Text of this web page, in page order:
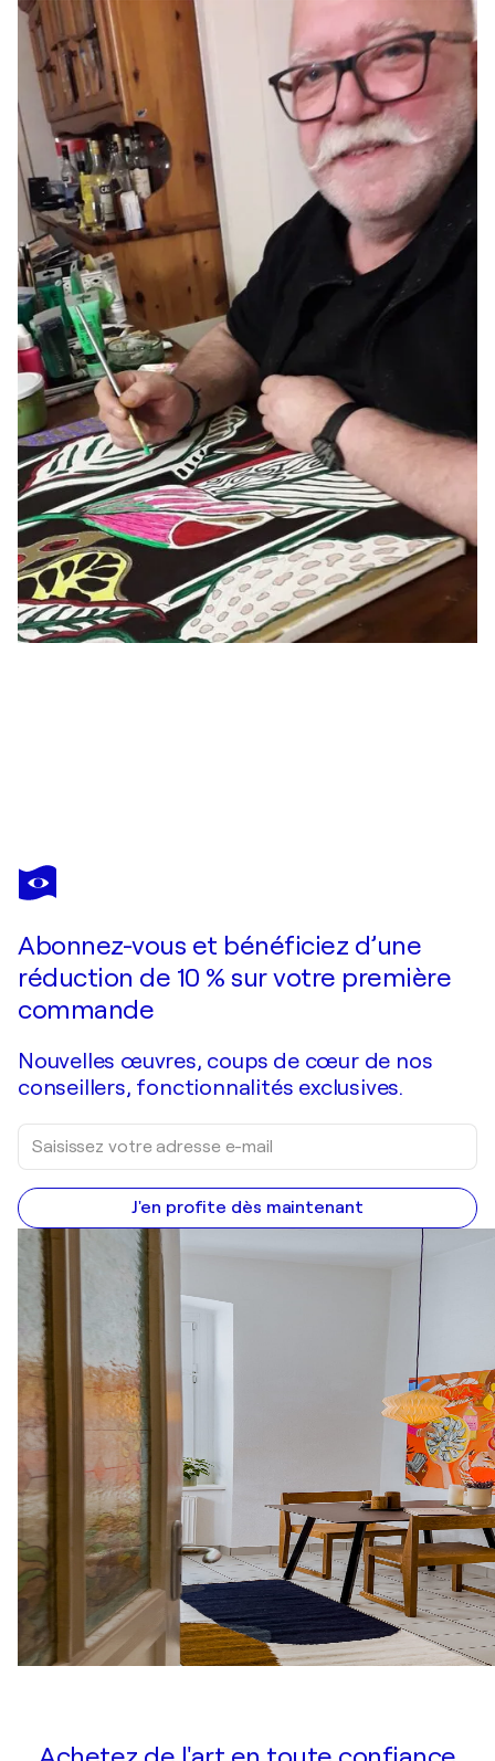
ANGELO MARZULLO
Gioventu Francese.
Abonnez-vous et bénéficiez d’une
réduction de 10 % sur votre première
commande
Nouvelles œuvres, coups de cœur de nos
conseillers, fonctionnalités exclusives.
J'en profite dès maintenant